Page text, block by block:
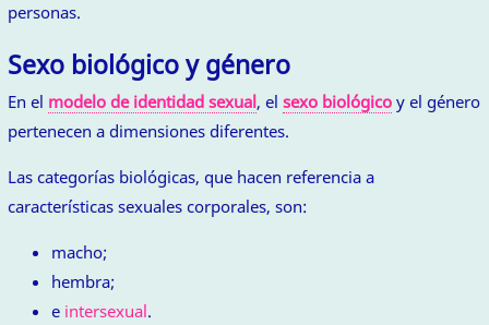
personas.
Sexo biológico y género
En el modelo de identidad sexual, el sexo biológicoy el género
pertenecen a dimensiones diferentes.
Las categorías biológicas, que hacen referencia a
características sexuales corporales, son:
macho;
hembra;
e intersexual.